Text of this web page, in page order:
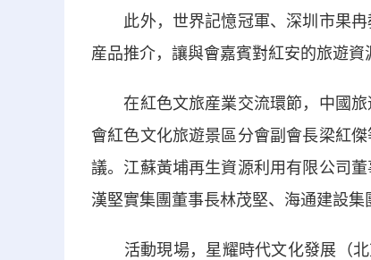
此外，世界記憶冠軍、深圳市果冉
産品推介，讓與會嘉賓對紅安的旅遊資
在紅色文旅産業交流環節，中國旅
會紅色文化旅遊景區分會副會長梁紅
議。江蘇黃埔再生資源利用有限公司
漢堅實集團董事長林茂堅、海通建設集
活動現場，星耀時代文化發展（北